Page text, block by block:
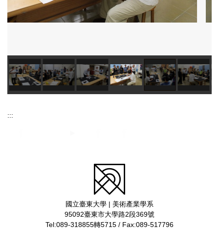
:::
國立臺東大學 | 美術產業學系
95092臺東市大學路2段369號
Tel:089-318855轉5715 / Fax:089-517796